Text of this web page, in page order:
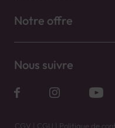
Notre offre
Nous suivre
CGV | CGU | Politique de